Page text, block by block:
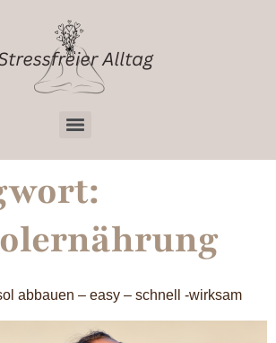
abbauen – easy – schnell -wirksam